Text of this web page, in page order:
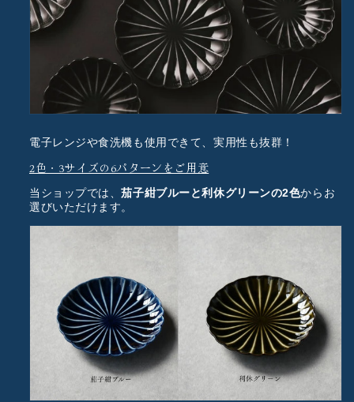
電子レンジや食洗機も使用できて、実用性も抜群！
2色・3サイズの6パターンをご用意
当ショップでは、茄子紺ブルーと利休グリーンの2色からお
選びいただけます。